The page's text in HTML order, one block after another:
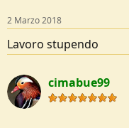
s
:
2 Marzo 2018
Lavoro stupendo
cimabue99